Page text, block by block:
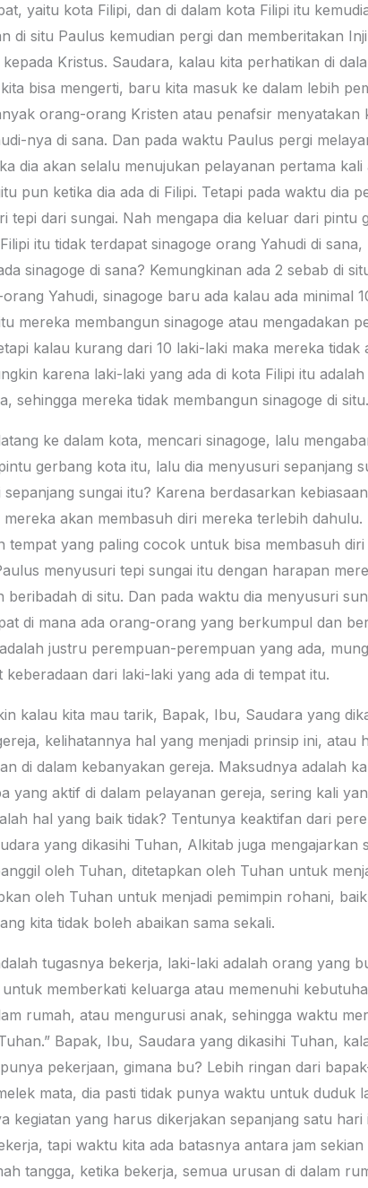
yaitu kota Filipi, dan di dalam kota Filipi itu
di situ Paulus kemudian pergi dan memberitakan
Kristus. Saudara, kalau kita perhatikan di
bisa mengerti, baru kita masuk ke dalam lebih
orang-orang Kristen atau penafsir menyatakan
nya di sana. Dan pada waktu Paulus pergi
dia akan selalu menujukan pelayanan pertama
pun ketika dia ada di Filipi. Tetapi pada waktu dia
tepi dari sungai. Nah mengapa dia keluar dari
itu tidak terdapat sinagoge orang Yahudi di
sinagoge di sana? Kemungkinan ada 2 sebab di
Yahudi, sinagoge baru ada kalau ada minimal
mereka membangun sinagoge atau mengadakan
kalau kurang dari 10 laki-laki maka mereka tidak
karena laki-laki yang ada di kota Filipi itu
sehingga mereka tidak membangun sinagoge di situ.
ke dalam kota, mencari sinagoge, lalu
gerbang kota itu, lalu dia menyusuri sepanjang
sungai itu? Karena berdasarkan
akan membasuh diri mereka terlebih
tempat yang paling cocok untuk bisa membasuh
menyusuri tepi sungai itu dengan harapan
di situ. Dan pada waktu dia menyusuri
di mana ada orang-orang yang berkumpul dan
justru perempuan-perempuan yang ada,
dari laki-laki yang ada di tempat itu.
kalau kita mau tarik, Bapak, Ibu, Saudara yang
kelihatannya hal yang menjadi prinsip ini, atau
di dalam kebanyakan gereja. Maksudnya adalah
yang aktif di dalam pelayanan gereja, sering kali
hal yang baik tidak? Tentunya keaktifan dari
yang dikasihi Tuhan, Alkitab juga mengajarkan
oleh Tuhan, ditetapkan oleh Tuhan untuk
oleh Tuhan untuk menjadi pemimpin rohani,
kita tidak boleh abaikan sama sekali.
tugasnya bekerja, laki-laki adalah orang yang
memberkati keluarga atau memenuhi
rumah, atau mengurusi anak, sehingga waktu
Bapak, Ibu, Saudara yang dikasihi Tuhan,
pekerjaan, gimana bu? Lebih ringan dari
mata, dia pasti tidak punya waktu untuk duduk
kegiatan yang harus dikerjakan sepanjang satu
tapi waktu kita ada batasnya antara jam
tangga, ketika bekerja, semua urusan di dalam